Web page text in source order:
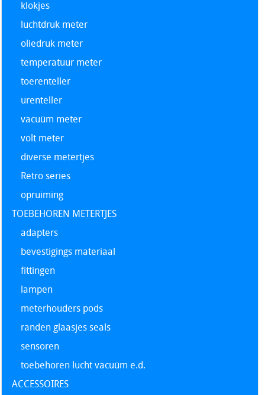
klokjes
luchtdruk meter
oliedruk meter
temperatuur meter
toerenteller
urenteller
vacuüm meter
volt meter
diverse metertjes
Retro series
opruiming
TOEBEHOREN METERTJES
adapters
bevestigings materiaal
fittingen
lampen
meterhouders pods
randen glaasjes seals
sensoren
toebehoren lucht vacuüm e.d.
ACCESSOIRES